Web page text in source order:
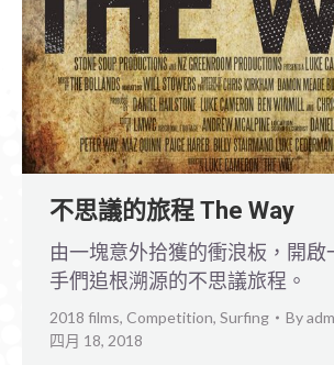
不思議的旅程 The Way
由一塊意外拾獲的衝浪板，開啟
手們追根溯源的不思議旅程。
2018 films, Competition, Surfing By
四月 18, 2018